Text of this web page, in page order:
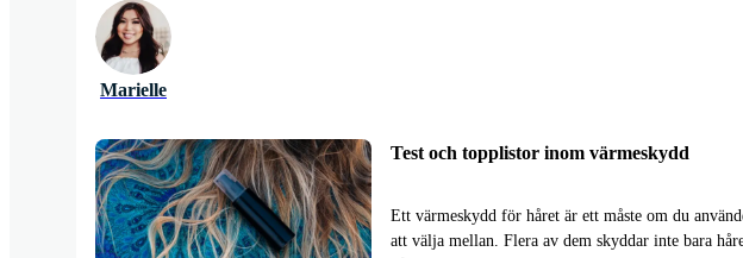
Marielle
Test och topplistor inom värmeskydd
Ett värmeskydd för håret är ett måste om du
att välja mellan. Flera av dem skyddar inte bara